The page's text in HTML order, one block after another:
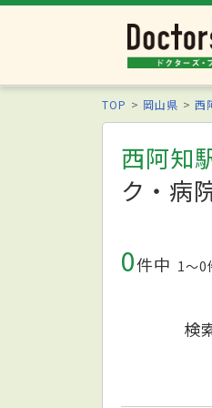
TOP 岡山県 西
西阿知
ク・病
0件中 1〜0
検